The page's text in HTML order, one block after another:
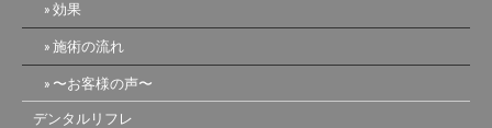
効果
施術の流れ
〜お客様の声〜
デンタルリフレ